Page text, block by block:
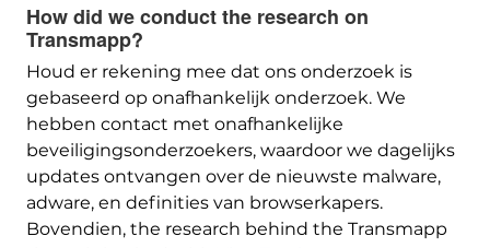
How did we conduct the research on
Transmapp?
Houd er rekening mee dat ons onderzoek is
gebaseerd op onafhankelijk onderzoek. We
hebben contact met onafhankelijke
beveiligingsonderzoekers, waardoor we dagelijks
updates ontvangen over de nieuwste malware,
adware, en definities van browserkapers.
Bovendien, the research behind the Transmapp